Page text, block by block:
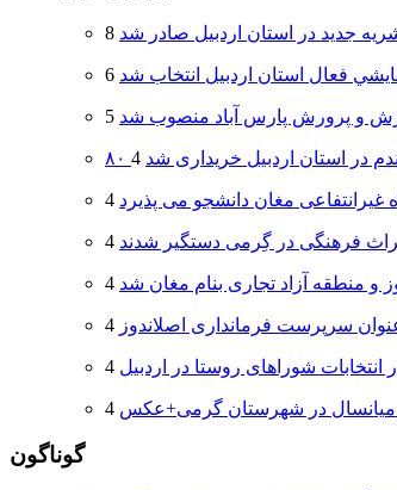
جدید در استان اردبیل صادر شد
فعال استان اردبيل انتخاب شد
و پرورش پارس آباد منصوب شد
گندم در استان اردبیل خریداری شد
غیرانتفاعی مغان دانشجو می پذیرد
فرهنگی در گِرمی دستگیر شدند
و منطقه آزاد تجاری بنام مغان شد
سرپرست فرمانداری اصلاندوز
در شهرستان گرمی+عکس
گوناگون